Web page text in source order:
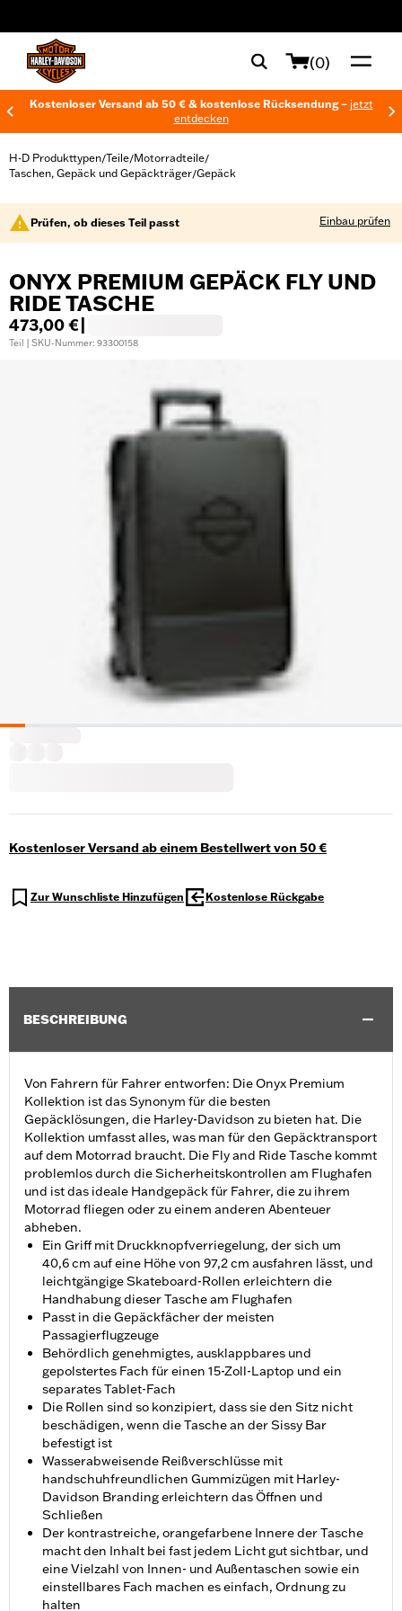
(0)
Kostenloser Versand ab 50 € & kostenlose Rücksendung – jetzt
entdecken
H-D Produkttypen/Teile/Motorradteile/
Taschen, Gepäck und Gepäckträger/Gepäck
Prüfen, ob dieses Teil passt Einbau prüfen
ONYX PREMIUM GEPÄCK FLY UND
RIDE TASCHE
473,00 €
Teil | SKU-Nummer: 93300158
Kostenloser Versand ab einem Bestellwert von 50 €
Zur Wunschliste Hinzufügen Kostenlose Rückgabe
BESCHREIBUNG
Von Fahrern für Fahrer entworfen: Die Onyx Premium
Kollektion ist das Synonym für die besten
Gepäcklösungen, die Harley-Davidson zu bieten hat. Die
Kollektion umfasst alles, was man für den Gepäcktransport
auf dem Motorrad braucht. Die Fly and Ride Tasche kommt
problemlos durch die Sicherheitskontrollen am Flughafen
und ist das ideale Handgepäck für Fahrer, die zu ihrem
Motorrad fliegen oder zu einem anderen Abenteuer
abheben.
Ein Griff mit Druckknopfverriegelung, der sich um
40,6 cm auf eine Höhe von 97,2 cm ausfahren lässt, und
leichtgängige Skateboard-Rollen erleichtern die
Handhabung dieser Tasche am Flughafen
Passt in die Gepäckfächer der meisten
Passagierflugzeuge
Behördlich genehmigtes, ausklappbares und
gepolstertes Fach für einen 15-Zoll-Laptop und ein
separates Tablet-Fach
Die Rollen sind so konzipiert, dass sie den Sitz nicht
beschädigen, wenn die Tasche an der Sissy Bar
befestigt ist
Wasserabweisende Reißverschlüsse mit
handschuhfreundlichen Gummizügen mit Harley-
Davidson Branding erleichtern das Öffnen und
Schließen
Der kontrastreiche, orangefarbene Innere der Tasche
macht den Inhalt bei fast jedem Licht gut sichtbar, und
eine Vielzahl von Innen- und Außentaschen sowie ein
einstellbares Fach machen es einfach, Ordnung zu
halten